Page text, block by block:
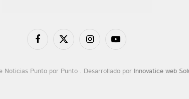
FacebookX
InstagramYouTube
Noticias Punto por Punto . Desarrollado por Innovatice web